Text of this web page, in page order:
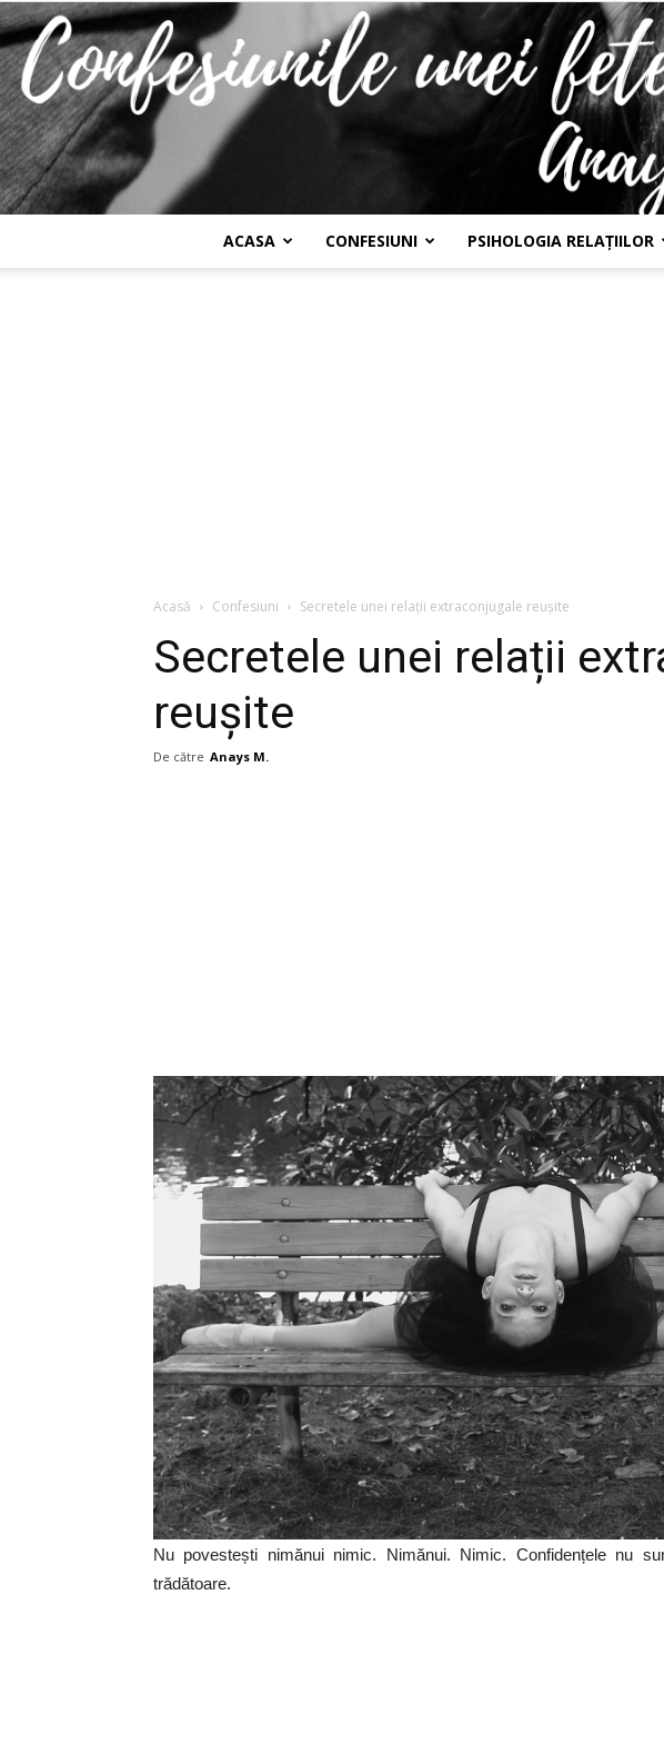
ACASA CONFESIUNI PSIHOLOGIA RELAȚIILOR
Acasă Confesiuni Secretele unei relații extraconjugale reușite
Secretele unei relații
reușite
De către Anays M.
Nu povestești nimănui nimic. Nimănui. Nimic. Confidențele nu
trădătoare.